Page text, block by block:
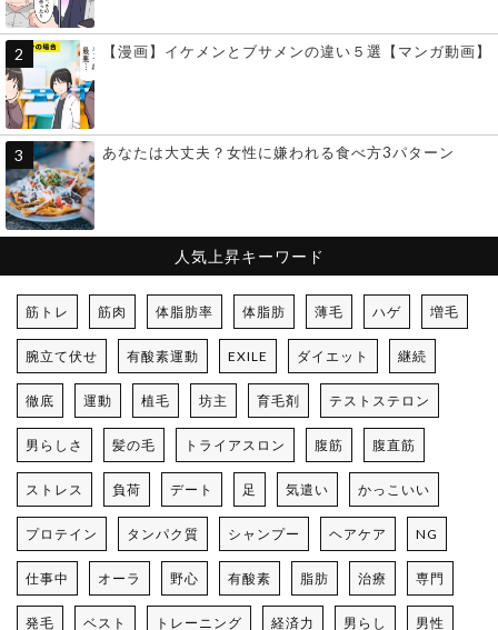
【漫画】イケメンとブサメンの違い５選【マンガ動画】
あなたは大丈夫？女性に嫌われる食べ方3パターン
人気上昇キーワード
筋トレ 筋肉 体脂肪率 体脂肪 薄毛 ハゲ 増毛
腕立て伏せ 有酸素運動 EXILE ダイエット 継続
徹底 運動 植毛 坊主 育毛剤 テストステロン
男らしさ 髪の毛 トライアスロン 腹筋 腹直筋
ストレス 負荷 デート 足 気遣い かっこいい
プロテイン タンパク質 シャンプー ヘアケア NG
仕事中 オーラ 野心 有酸素 脂肪 治療 専門
発毛 ベスト トレーニング 経済力 男らし 男性